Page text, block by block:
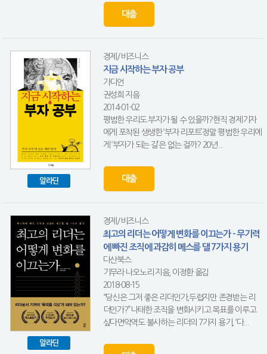
대출
알라딘
경제/비즈니스
지금 시작하는 부자 공부
가디언
권성희 지음
2014-01-02
평범한 우리도 부자가 될 수 있을까?현직 경제기자
에게 포착된 생생한 ‘부자 리포트’정말 평범한 우리에
게 ‘부자가 되는 길’은 없는 걸까? 20년...
대출
알라딘
경제/비즈니스
최고의 리더는 어떻게 변화를 이끄는가 - 무기력
에 빠진 조직에 과감히 메스를 댈 7가지 용기
다산북스
기무라 나오노리 지음, 이정환 옮김
2018-08-15
“당신은 그저 좋은 리더인가,두렵지만 존경받는 리
더인가?”나태한 조직을 변화시키고 목표를 이루고
싶다면악역도 불사하는 리더의 7가지 용기, ‘다...